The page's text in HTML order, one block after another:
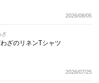
2026/08/05
ざ
ざのリネンTシャツ
2026/07/25